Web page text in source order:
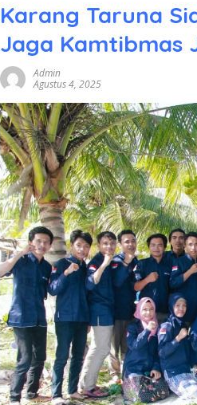
Karang Taruna
Jaga Kamtibmas
Admin
Agustus 4, 2025